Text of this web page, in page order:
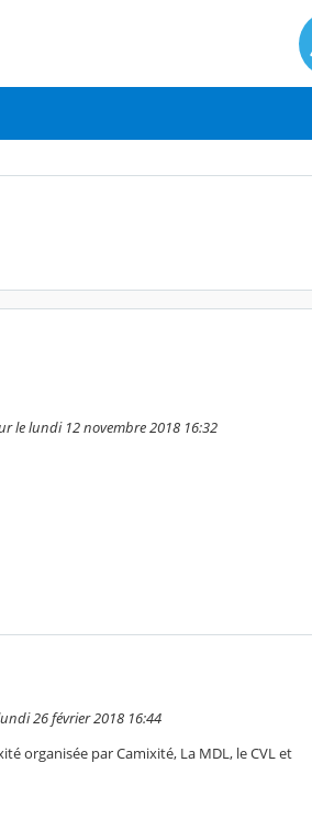
le lundi 12 novembre 2018 16:32
26 février 2018 16:44
organisée par Camixité, La MDL, le CVL et